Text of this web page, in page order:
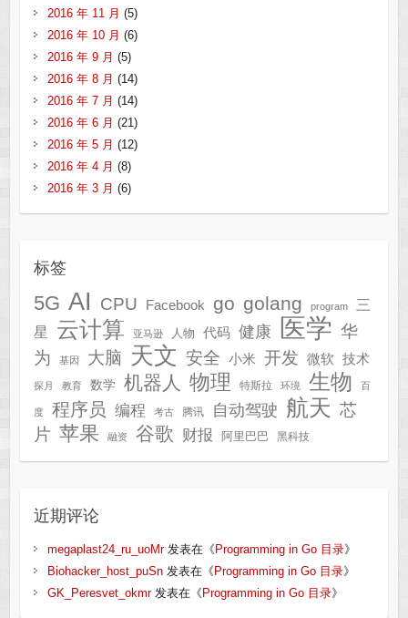
2016 年 11 月 (5)
2016 年 10 月 (6)
2016 年 9 月 (5)
2016 年 8 月 (14)
2016 年 7 月 (14)
2016 年 6 月 (21)
2016 年 5 月 (12)
2016 年 4 月 (8)
2016 年 3 月 (6)
标签
5G AI CPU Facebook go golang program
三
星
云计算 亚马逊 人物 代码 健康 医学 华
为
基因 大脑 天文 安全 小米 开发 微软 技术
探月 教育 数学 机器人 物理 特斯拉 环境 生物 百
度 程序员 编程 考古 腾讯 自动驾驶 航天 芯
片 苹果 融资 谷歌 财报 阿里巴巴 黑科技
近期评论
megaplast24_ru_uoMr发表在《 Programming in Go 目录》
Biohacker_host_puSn发表在《 Programming in Go 目录》
GK_Peresvet_okmr发表在《 Programming in Go 目录》